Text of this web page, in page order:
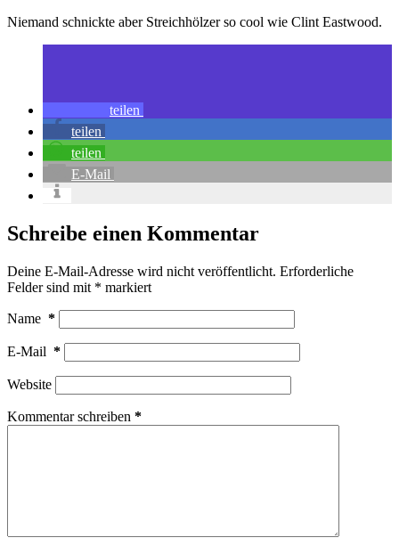
Niemand schnickte aber Streichhölzer so cool wie Clint Eastwood.
teilen
teilen
teilen
E-Mail
Schreibe einen Kommentar
Deine E-Mail-Adresse wird nicht veröffentlicht. Erforderliche
Felder sind mit * markiert
Name *
E-Mail *
Website
Kommentar schreiben *